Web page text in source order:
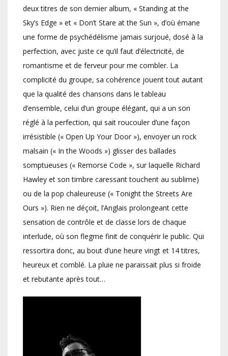
deux titres de son dernier album, « Standing at the
Sky’s Edge » et « Don’t Stare at the Sun », d’où émane
une forme de psychédélisme jamais surjoué, dosé à la
perfection, avec juste ce qu’il faut d’électricité, de
romantisme et de ferveur pour me combler. La
complicité du groupe, sa cohérence jouent tout autant
que la qualité des chansons dans le tableau
d’ensemble, celui d’un groupe élégant, qui a un son
réglé à la perfection, qui sait roucouler d’une façon
irrésistible (« Open Up Your Door »), envoyer un rock
malsain (« In the Woods ») glisser des ballades
somptueuses (« Remorse Code », sur laquelle Richard
Hawley et son timbre caressant touchent au sublime)
ou de la pop chaleureuse (« Tonight the Streets Are
Ours »). Rien ne déçoit, l’Anglais prolongeant cette
sensation de contrôle et de classe lors de chaque
interlude, où son flegme finit de conquérir le public. Qui
ressortira donc, au bout d’une heure vingt et 14 titres,
heureux et comblé. La pluie ne paraissait plus si froide
et rebutante après tout…